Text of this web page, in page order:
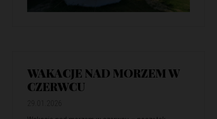
WAKACJE NAD MORZEM W
CZERWCU